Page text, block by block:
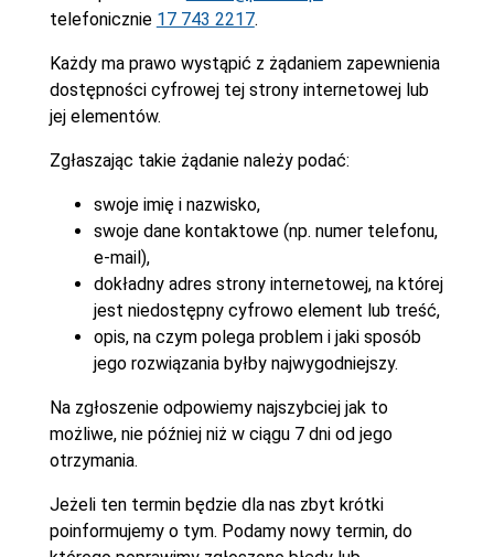
telefonicznie 17 743 2217.
Każdy ma prawo wystąpić z żądaniem zapewnienia
dostępności cyfrowej tej strony internetowej lub
jej elementów.
Zgłaszając takie żądanie należy podać:
swoje imię i nazwisko,
swoje dane kontaktowe (np. numer telefonu,
e-mail),
dokładny adres strony internetowej, na której
jest niedostępny cyfrowo element lub treść,
opis, na czym polega problem i jaki sposób
jego rozwiązania byłby najwygodniejszy.
Na zgłoszenie odpowiemy najszybciej jak to
możliwe, nie później niż w ciągu 7 dni od jego
otrzymania.
Jeżeli ten termin będzie dla nas zbyt krótki
poinformujemy o tym. Podamy nowy termin, do